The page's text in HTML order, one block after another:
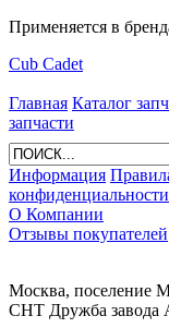
Применяется в
Cub Cadet
Главная Каталог
запчасти
Информация
конфиденциальности
О Компании
Отзывы покупателей
Москва, поселение
СНТ Дружба завода